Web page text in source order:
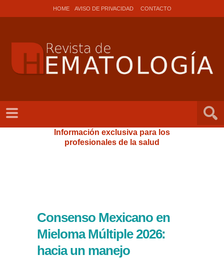
HOME AVISO DE PRIVACIDAD CONTACTO
Información exclusiva para los
profesionales de la salud
Consenso Mexicano en
Mieloma Múltiple 2026:
hacia un manejo